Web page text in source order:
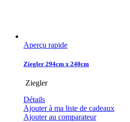
Aperçu rapide
Ziegler 294cm x 240cm
Ziegler
Détails
Ajouter à ma liste de cadeaux
Ajouter au comparateur